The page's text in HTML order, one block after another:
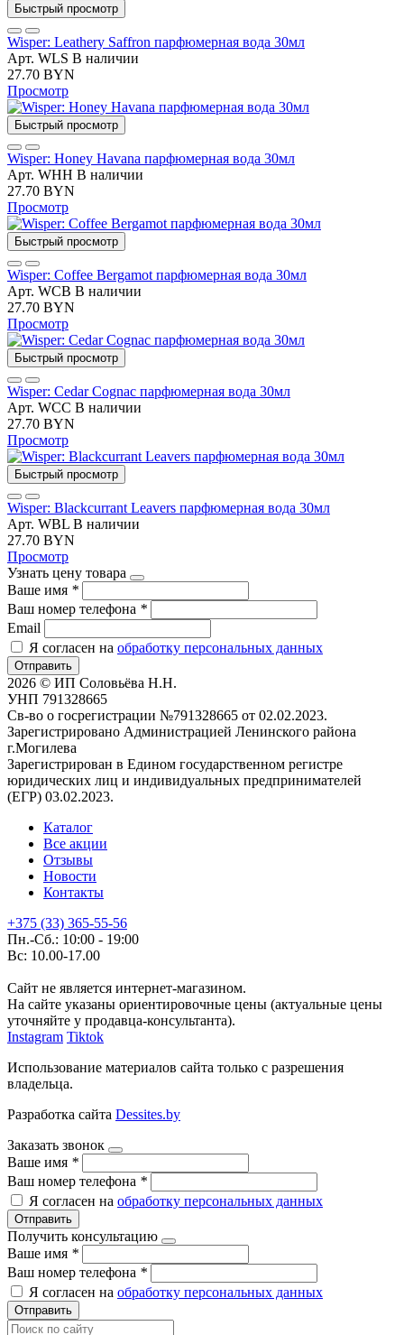
Быстрый просмотр
Wisper: Leathery Saffron парфюмерная вода 30мл
Арт. WLS В наличии
27.70 BYN
Просмотр
Быстрый просмотр
Wisper: Honey Havana парфюмерная вода 30мл
Арт. WHH В наличии
27.70 BYN
Просмотр
Быстрый просмотр
Wisper: Coffee Bergamot парфюмерная вода 30мл
Арт. WCB В наличии
27.70 BYN
Просмотр
Быстрый просмотр
Wisper: Cedar Cognac парфюмерная вода 30мл
Арт. WCC В наличии
27.70 BYN
Просмотр
Быстрый просмотр
Wisper: Blackcurrant Leavers парфюмерная вода 30мл
Арт. WBL В наличии
27.70 BYN
Просмотр
Узнать цену товара
Ваше имя *
Ваш номер телефона *
Email
Я согласен на обработку персональных данных
Отправить
2026 © ИП Соловьёва Н.Н.
УНП 791328665
Св-во о госрегистрации №791328665 от 02.02.2023.
Зарегистрировано Администрацией Ленинского района
г.Могилева
Зарегистрирован в Едином государственном регистре
юридических лиц и индивидуальных предпринимателей
(ЕГР) 03.02.2023.
Каталог
Все акции
Отзывы
Новости
Контакты
+375 (33) 365-55-56
Пн.-Сб.: 10:00 - 19:00
Вс: 10.00-17.00
Сайт не является интернет-магазином.
На сайте указаны ориентировочные цены (актуальные цены
уточняйте у продавца-консультанта).
Instagram Tiktok
Использование материалов сайта только с разрешения
владельца.
Разработка сайта Dessites.by
Заказать звонок
Ваше имя *
Ваш номер телефона *
Я согласен на обработку персональных данных
Отправить
Получить консультацию
Ваше имя *
Ваш номер телефона *
Я согласен на обработку персональных данных
Отправить